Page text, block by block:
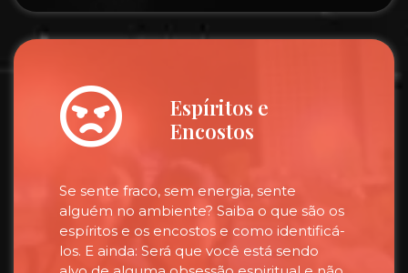
Espíritos e
Encostos
Se sente fraco, sem energia, sente
alguém no ambiente? Saiba o que são os
espíritos e os encostos e como identificá-
los. E ainda: Será que você está sendo